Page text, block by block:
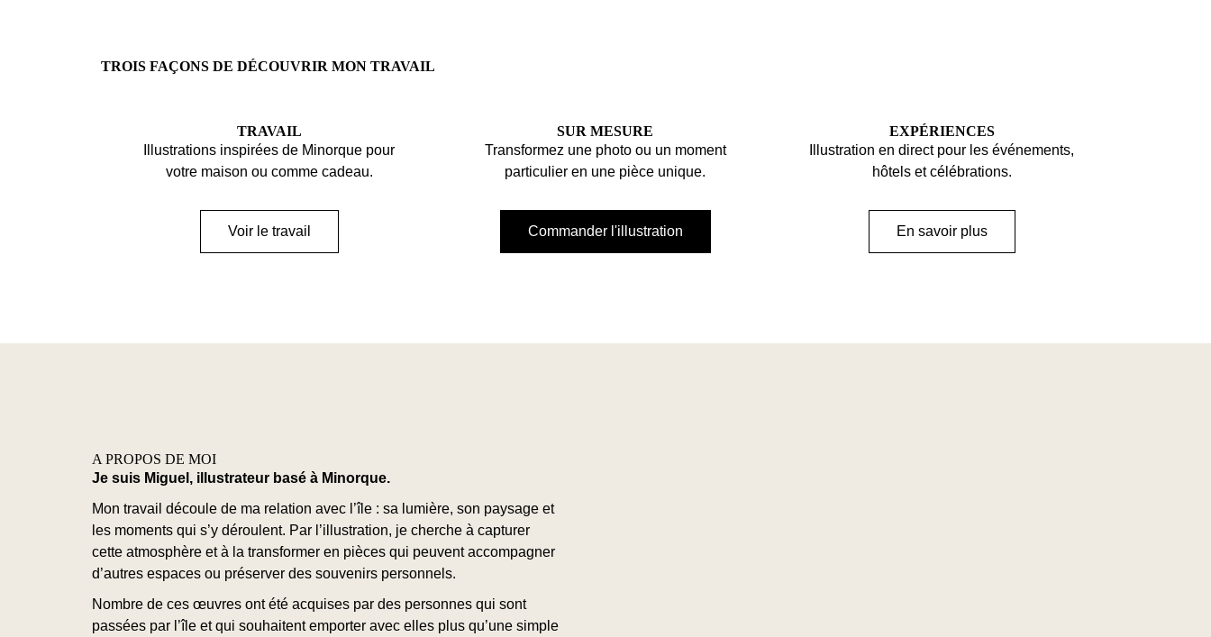
TROIS FAÇONS DE DÉCOUVRIR MON TRAVAIL
TRAVAIL
Illustrations inspirées de Minorque pour
votre maison ou comme cadeau.
Voir le travail
SUR MESURE
Transformez une photo ou un moment
particulier en une pièce unique.
Commander l'illustration
EXPÉRIENCES
Illustration en direct pour les événements,
hôtels et célébrations.
En savoir plus
A PROPOS DE MOI
Je suis Miguel, illustrateur basé à Minorque.
Mon travail découle de ma relation avec l’île : sa lumière, son paysage et
les moments qui s’y déroulent. Par l’illustration, je cherche à capturer
cette atmosphère et à la transformer en pièces qui peuvent accompagner
d’autres espaces ou préserver des souvenirs personnels.
Nombre de ces œuvres ont été acquises par des personnes qui sont
passées par l’île et qui souhaitent emporter avec elles plus qu’une simple